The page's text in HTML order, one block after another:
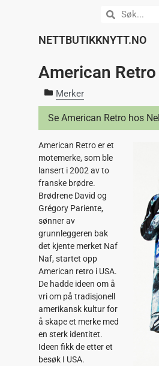
NETTBUTIKKNYTT.NO
American Retro
Merker
Se American Retro hos
American Retro er et
motemerke, som ble
lansert i 2002 av to
franske brødre.
Brødrene David og
Grégory Pariente,
sønner av
grunnleggeren bak
det kjente merket Naf
Naf, startet opp
American retro i USA.
De hadde ideen om å
vri om på tradisjonell
amerikansk kultur for
å skape et merke med
en sterk identitet.
Ideen fikk de etter et
besøk I USA.